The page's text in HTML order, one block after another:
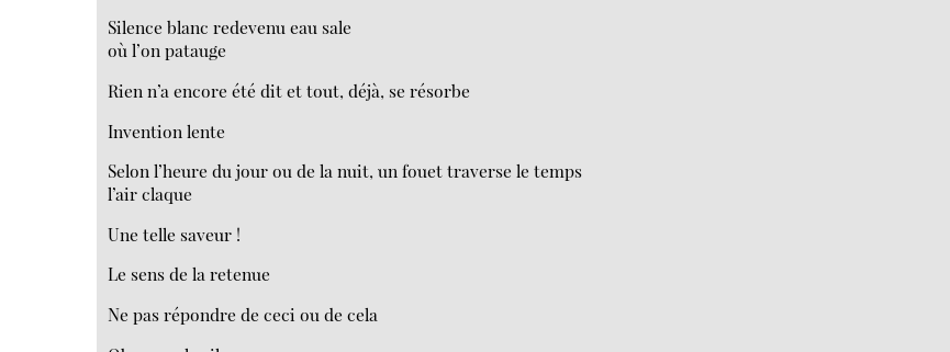
Silence blanc redevenu eau sale
où l’on patauge
Rien n’a encore été dit et tout, déjà, se résorbe
Invention lente
Selon l’heure du jour ou de la nuit, un fouet traverse le temps
l’air claque
Une telle saveur !
Le sens de la retenue
Ne pas répondre de ceci ou de cela